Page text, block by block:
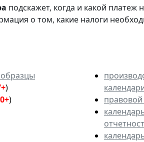
подскажет, когда и какой
о том, какие налоги
)
)